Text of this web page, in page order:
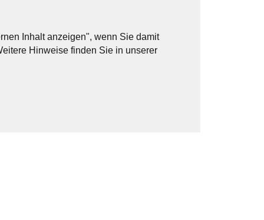
Inhalt anzeigen", wenn Sie damit
Hinweise finden Sie in unserer